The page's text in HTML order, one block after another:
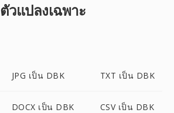
ตัวแปลงเฉพาะ
JPG เป็น DBK TXT เป็น DBK
DOCX เป็น DBK CSV เป็น DBK